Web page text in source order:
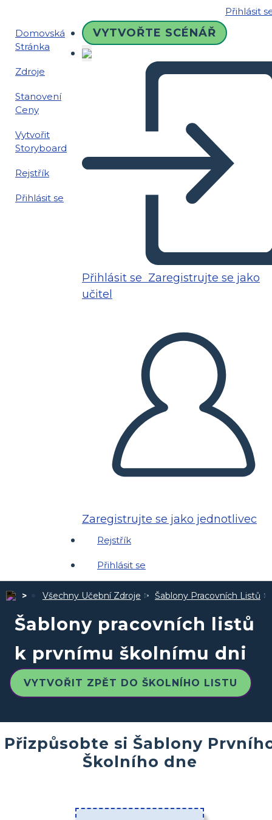
Přihlásit
Domovská
Stránka
Zdroje
Stanovení
Ceny
Vytvořit
Storyboard
Rejstřík
Přihlásit se
VYTVOŘTE SCÉNÁŘ
Přihlásit se Zaregistrujte se jako
učitel
Zaregistrujte se jako jednotlivec
Rejstřík
Přihlásit se
Všechny Učební Zdroje Šablony Pracovních Listů
Šablony pracovních listů
k prvnímu školnímu dni
VYTVOŘIT ZPĚT DO ŠKOLNÍHO LISTU
Přizpůsobte si Šablony
Školního dne